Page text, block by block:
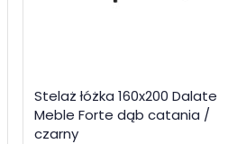
Stelaż łóżka 160x200 Dalate
Meble Forte dąb catania /
czarny